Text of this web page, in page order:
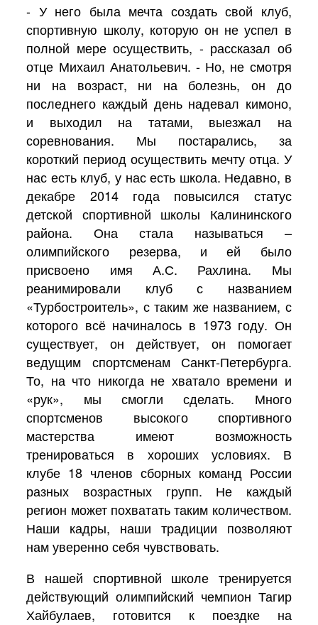
- У него была мечта создать свой клуб,
спортивную школу, которую он не успел в
полной мере осуществить, - рассказал об
отце Михаил Анатольевич. - Но, не смотря
ни на возраст, ни на болезнь, он до
последнего каждый день надевал кимоно,
и выходил на татами, выезжал на
соревнования. Мы постарались, за
короткий период осуществить мечту отца. У
нас есть клуб, у нас есть школа. Недавно, в
декабре 2014 года повысился статус
детской спортивной школы Калининского
района. Она стала называться –
олимпийского резерва, и ей было
присвоено имя А.С. Рахлина. Мы
реанимировали клуб с названием
«Турбостроитель», с таким же названием, с
которого всё начиналось в 1973 году. Он
существует, он действует, он помогает
ведущим спортсменам Санкт-Петербурга.
То, на что никогда не хватало времени и
«рук», мы смогли сделать. Много
спортсменов высокого спортивного
мастерства имеют возможность
тренироваться в хороших условиях. В
клубе 18 членов сборных команд России
разных возрастных групп. Не каждый
регион может похватать таким количеством.
Наши кадры, наши традиции позволяют
нам уверенно себя чувствовать.
В нашей спортивной школе тренируется
действующий олимпийский чемпион Тагир
Хайбулаев, готовится к поездке на